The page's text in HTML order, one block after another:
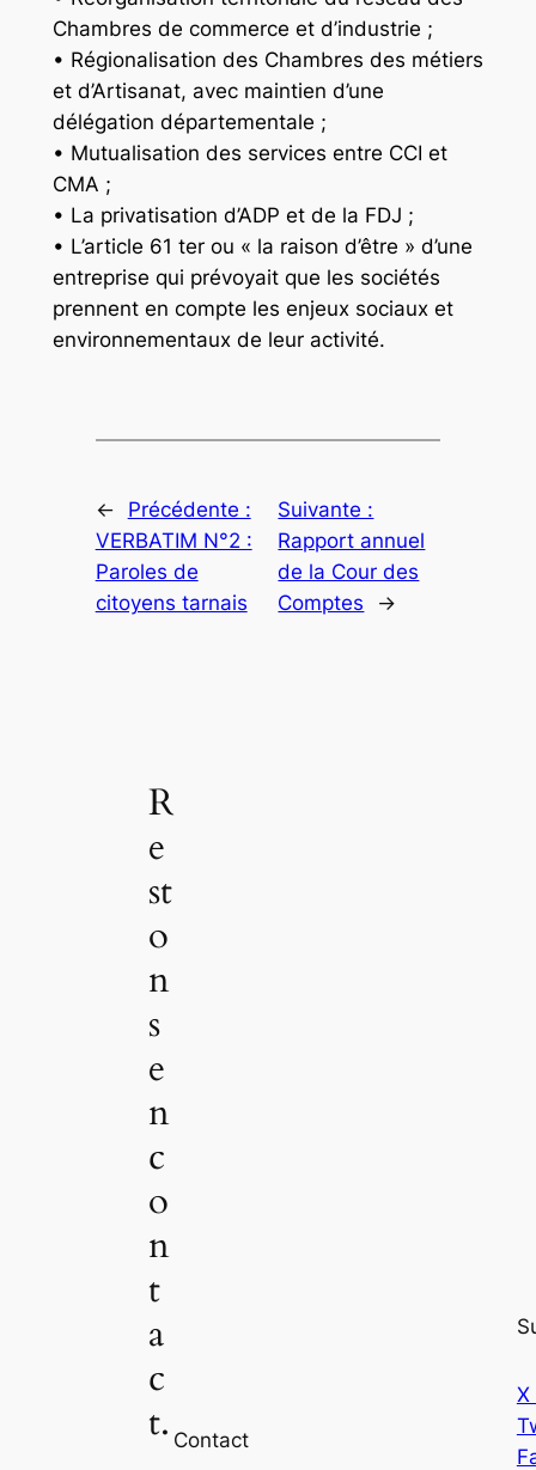
Chambres de commerce et d’industrie ;
• Régionalisation des Chambres des métiers
et d’Artisanat, avec maintien d’une
délégation départementale ;
• Mutualisation des services entre CCI et
CMA ;
• La privatisation d’ADP et de la FDJ ;
• L’article 61 ter ou « la raison d’être » d’une
entreprise qui prévoyait que les sociétés
prennent en compte les enjeux sociaux et
environnementaux de leur activité.
←
Précédente :
VERBATIM N°2 :
Paroles de
citoyens tarnais
Suivante :
Rapport annuel
de la Cour des
Comptes
→
R
e
st
o
n
s
e
n
c
o
n
t
a
c
t. Contact
X